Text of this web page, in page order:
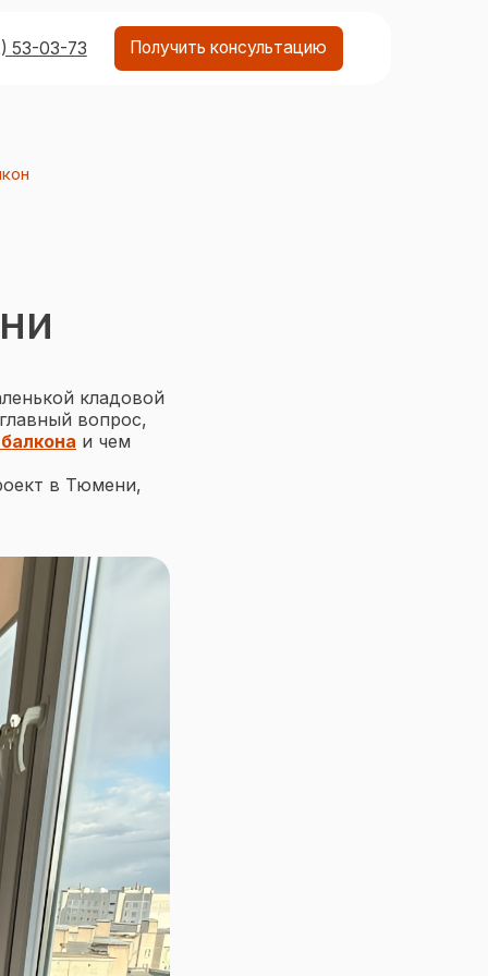
Получить консультацию
кладовой
вопрос,
и чем
в Тюмени,